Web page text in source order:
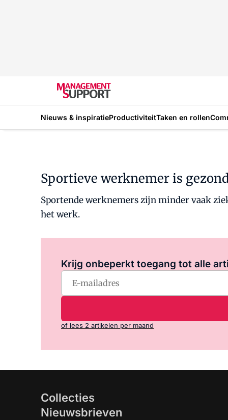
Nieuws & inspiratieProductiviteitTaken en rollen
Sportieve werknemer is
Sportende werknemers zijn minder vaak
het werk.
Krijg onbeperkt toegang tot alle
of lees 2 artikelen per maand
Collecties
Nieuwsbrieven